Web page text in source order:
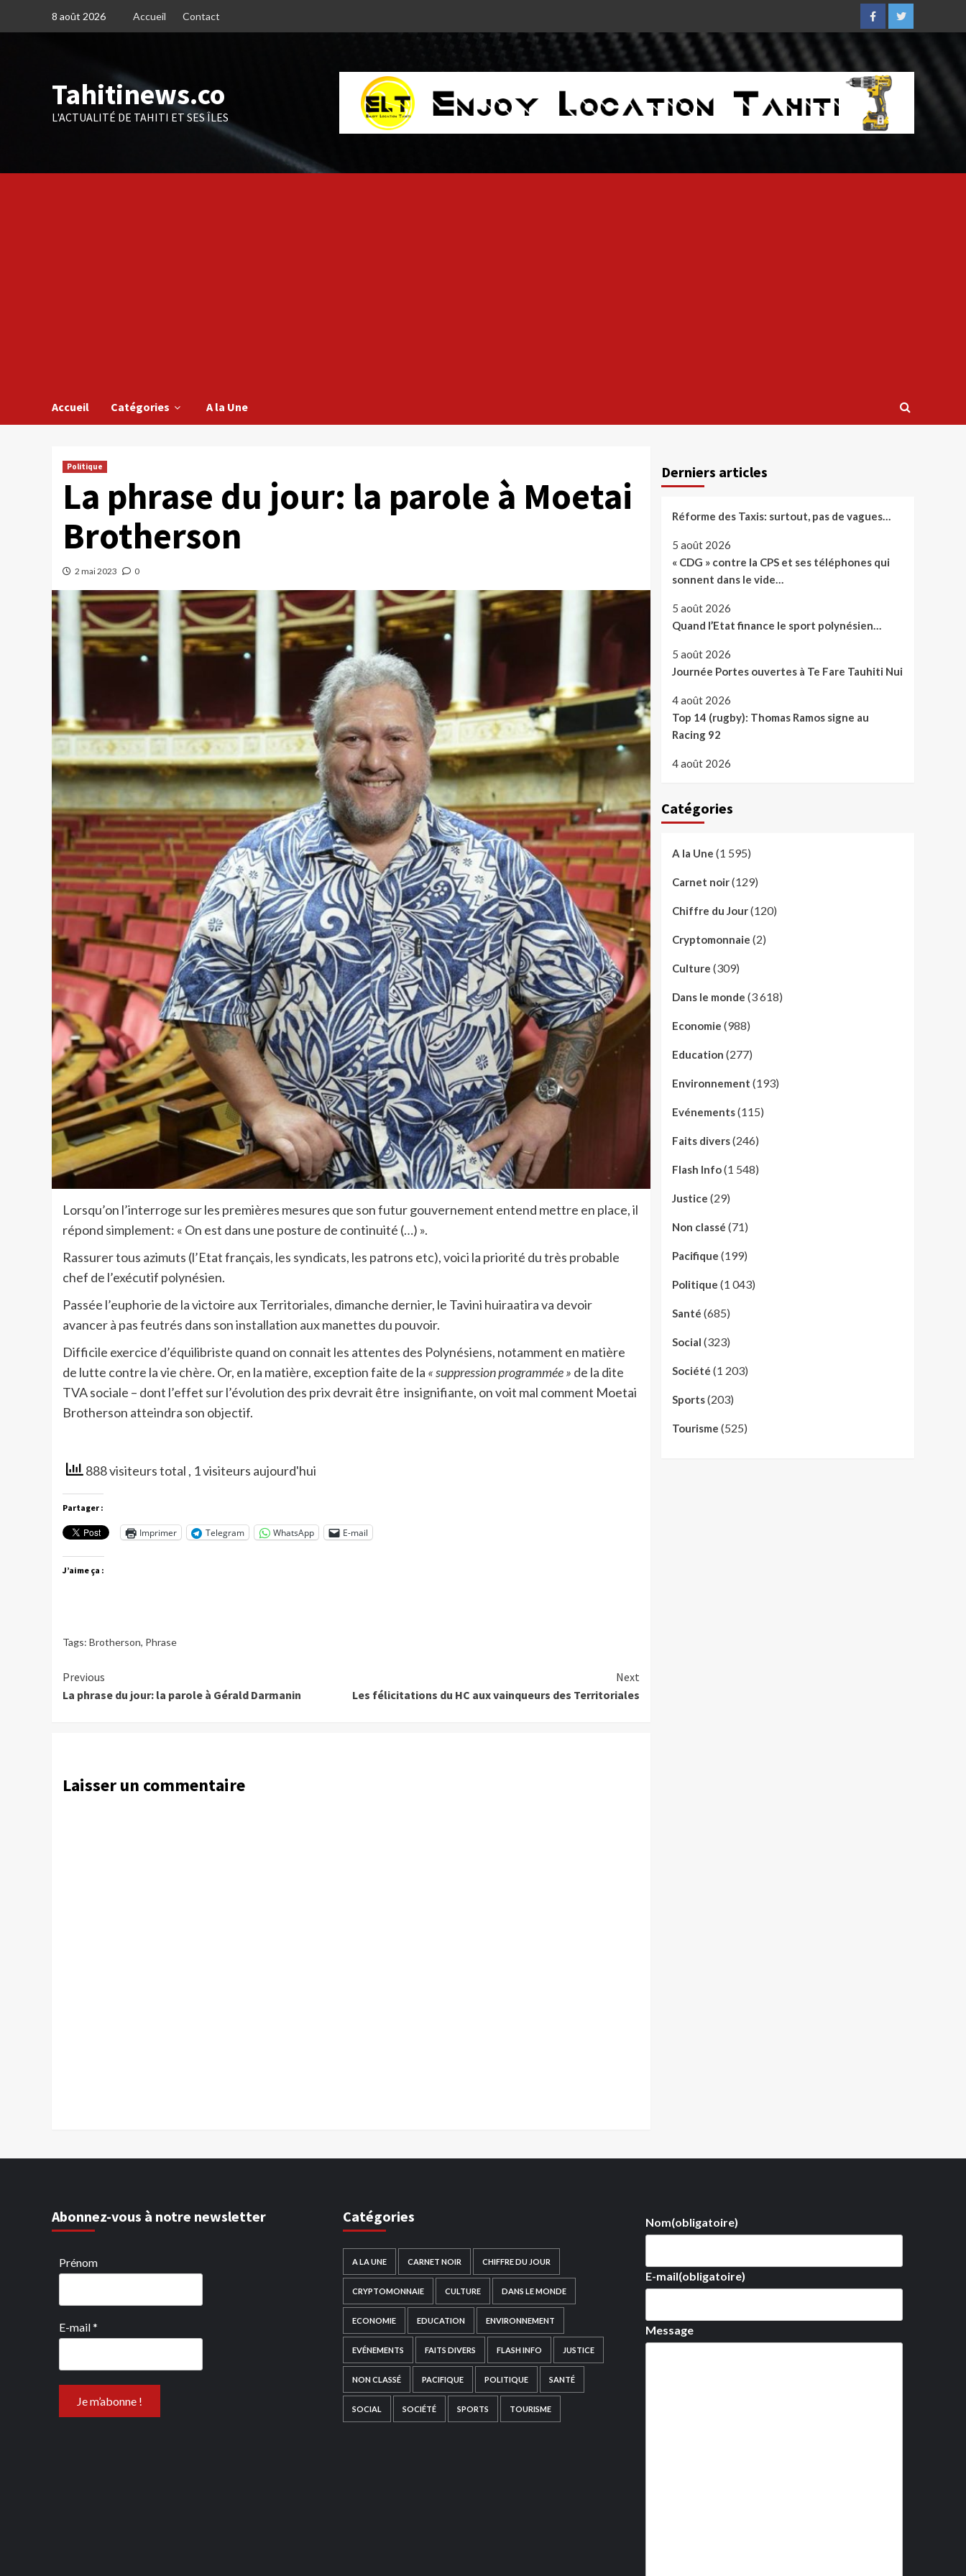
8 août 2026 Accueil Contact
FacebookTwitter
Tahitinews.co
L'ACTUALITÉ DE TAHITI ET SES ÎLES
Accueil Catégories A la Une
Politique
La phrase du jour: la parole à Moetai
Brotherson
2 mai 2023 0
Lorsqu’on l’interroge sur les premières mesures que son futur gouvernement entend mettre en place, il
répond simplement: « On est dans une posture de continuité (…) ».
Rassurer tous azimuts (l’Etat français, les syndicats, les patrons etc), voici la priorité du très probable
chef de l’exécutif polynésien.
Passée l’euphorie de la victoire aux Territoriales, dimanche dernier, le Tavini huiraatira va devoir
avancer à pas feutrés dans son installation aux manettes du pouvoir.
Difficile exercice d’équilibriste quand on connait les attentes des Polynésiens, notamment en matière
de lutte contre la vie chère. Or, en la matière, exception faite de la « suppression programmée » de la dite
TVA sociale – dont l’effet sur l’évolution des prix devrait être insignifiante, on voit mal comment Moetai
Brotherson atteindra son objectif.
888 visiteurs total , 1 visiteurs aujourd'hui
Partager :
Imprimer Telegram WhatsApp E-mail
J’aime ça :
Tags: Brotherson, Phrase
Continue
Reading
Previous
La phrase du jour: la parole à Gérald Darmanin
Next
Les félicitations du HC aux vainqueurs des Territoriales
Laisser un commentaire
Derniers articles
Réforme des Taxis: surtout, pas de vagues…
5 août 2026
« CDG » contre la CPS et ses téléphones qui
sonnent dans le vide…
5 août 2026
Quand l’Etat finance le sport polynésien…
5 août 2026
Journée Portes ouvertes à Te Fare Tauhiti Nui
4 août 2026
Top 14 (rugby): Thomas Ramos signe au
Racing 92
4 août 2026
Catégories
A la Une (1 595)
Carnet noir(129)
Chiffre du Jour(120)
Cryptomonnaie (2)
Culture (309)
Dans le monde (3 618)
Economie (988)
Education (277)
Environnement (193)
Evénements(115)
Faits divers(246)
Flash Info(1 548)
Justice (29)
Non classé (71)
Pacifique (199)
Politique (1 043)
Santé (685)
Social (323)
Société (1 203)
Sports(203)
Tourisme (525)
Abonnez-vous à notre newsletter
Prénom
E-mail*
Catégories
A LA UNE CARNET NOIR CHIFFRE DU JOUR
CRYPTOMONNAIE CULTURE DANS LE MONDE
ECONOMIE EDUCATION ENVIRONNEMENT
EVÉNEMENTS FAITS DIVERS FLASH INFO JUSTICE
NON CLASSÉ PACIFIQUE POLITIQUE SANTÉ
SOCIAL SOCIÉTÉ SPORTS TOURISME
Nom(obligatoire)
E-mail(obligatoire)
Message